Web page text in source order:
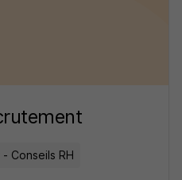
Conseils RH